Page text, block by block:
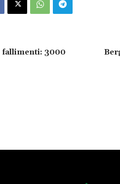
fallimenti: 3000